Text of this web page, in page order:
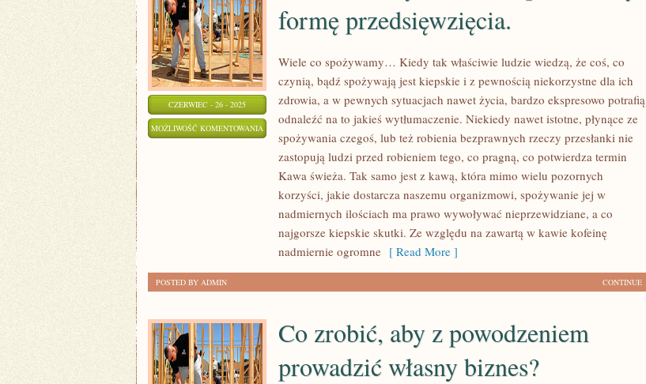
CZERWIEC - 26 - 2025
MOŻLIWOŚĆ KOMENTOWANIA
URZĄDZEŃ
PRZEDSIĘWZIĘCIA.
formę przedsięwzięcia.
Wiele co spożywamy… Kiedy tak właściwie ludzie wiedzą, że coś, co
czynią, bądź spożywają jest kiepskie i z pewnością niekorzystne dla ich
zdrowia, a w pewnych sytuacjach nawet życia, bardzo ekspresowo potrafią
odnaleźć na to jakieś wytłumaczenie. Niekiedy nawet istotne, płynące ze
spożywania czegoś, lub też robienia bezprawnych rzeczy przesłanki nie
zastopują ludzi przed robieniem tego, co pragną, co potwierdza termin
Kawa świeża. Tak samo jest z kawą, która mimo wielu pozornych
korzyści, jakie dostarcza naszemu organizmowi, spożywanie jej w
nadmiernych ilościach ma prawo wywoływać nieprzewidziane, a co
najgorsze kiepskie skutki. Ze względu na zawartą w kawie kofeinę
nadmiernie ogromne [ Read More ]
CONTINUE
POSTED BY ADMIN
Co zrobić, aby z powodzeniem
prowadzić własny biznes?